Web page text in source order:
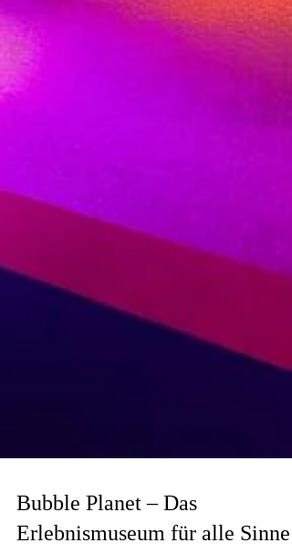
Bubble Planet – Das